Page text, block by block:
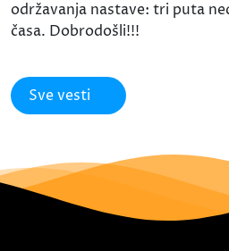
održavanja nastave: tri puta
časa. Dobrodošli!!!
Sve vesti